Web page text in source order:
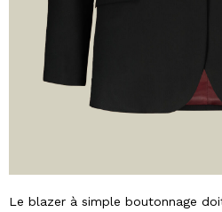
Le blazer à simple boutonnage